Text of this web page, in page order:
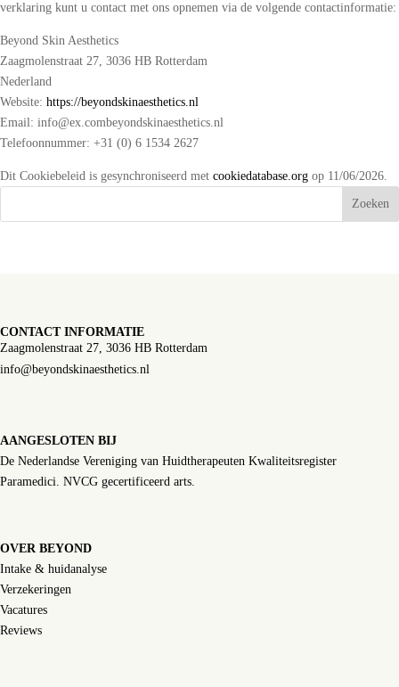
verklaring kunt u contact met ons opnemen via de volgende contactinformatie:
Beyond Skin Aesthetics
Zaagmolenstraat 27, 3036 HB Rotterdam
Nederland
Website: https://beyondskinaesthetics.nl
Email: info@ex.combeyondskinaesthetics.nl
Telefoonnummer: +31 (0) 6 1534 2627
Dit Cookiebeleid is gesynchroniseerd met cookiedatabase.org op 11/06/2026.
Zoeken
CONTACT INFORMATIE
Zaagmolenstraat 27, 3036 HB Rotterdam
info@beyondskinaesthetics.nl
AANGESLOTEN BIJ
De Nederlandse Vereniging van Huidtherapeuten Kwaliteitsregister
Paramedici. NVCG gecertificeerd arts.
OVER BEYOND
Intake & huidanalyse
Verzekeringen
Vacatures
Reviews